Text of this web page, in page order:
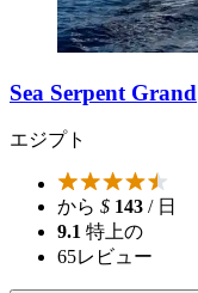
Sea Serpent Grand
エジプト
から $ 143 / 日
9.1 特上の
65レビュー